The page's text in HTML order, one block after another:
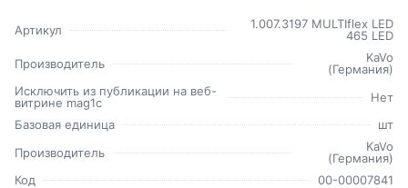
Артикул
1.007.3197 MULTIflex LED
465 LED
Производитель
KaVo
(Германия)
Исключить из публикации на веб-
витрине mag1c
Нет
Базовая единица
шт
Производитель
KaVo
(Германия)
Код
00-00007841